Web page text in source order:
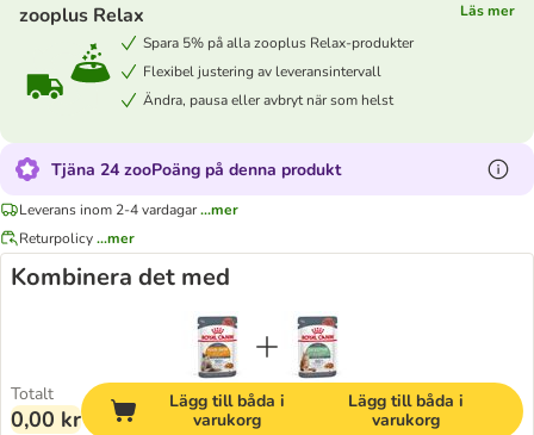
zooplus Relax
Läs mer
Spara 5% på alla zooplus Relax-produkter
Flexibel justering av leveransintervall
Ändra, pausa eller avbryt när som helst
Tjäna 24 zooPoäng på denna produkt
Leverans inom 2-4 vardagar...mer
Returpolicy...mer
Kombinera det med
Totalt
0,00 kr
Lägg till båda i
varukorg
Lägg till båda i
varukorg